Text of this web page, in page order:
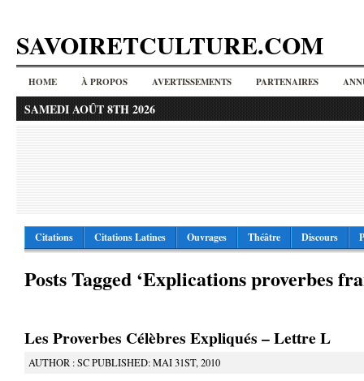
SAVOIRETCULTURE.COM
HOME À PROPOS AVERTISSEMENTS PARTENAIRES
SAMEDI AOÛT 8TH 2026
Citations Citations Latines Ouvrages Théâtre Discours
Posts Tagged ‘Explications proverbes
Les Proverbes Célèbres Expliqués – Lettre L
AUTHOR : SC PUBLISHED: MAI 31ST, 2010